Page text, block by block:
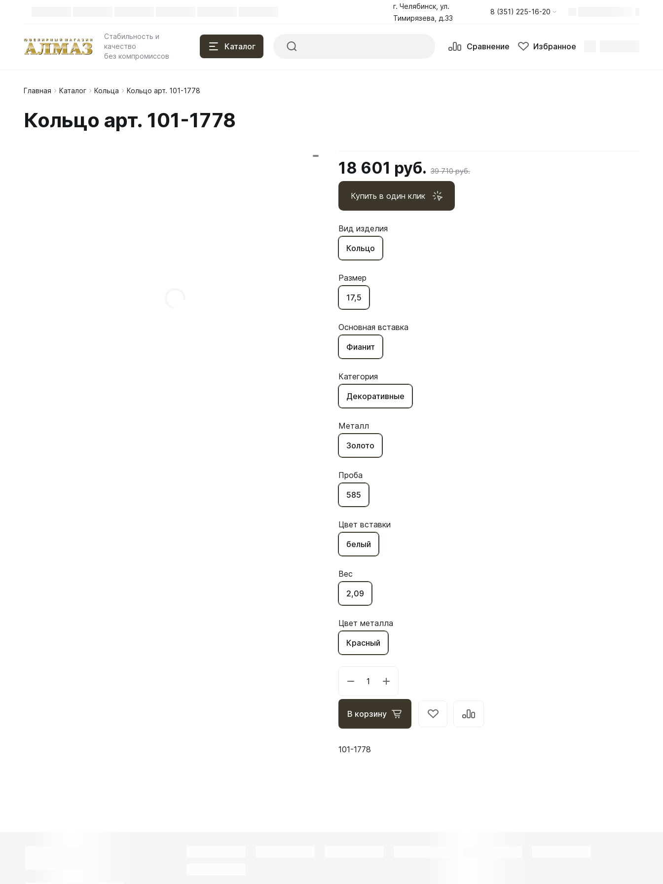
г. Челябинск, ул.
Тимирязева, д.33
8 (351) 225-16-20
Стабильность и
качество
без компромиссов
Каталог Сравнение Избранное
Главная Каталог Кольца Кольцо арт. 101-1778
Кольцо арт. 101-1778
18 601 руб. 39 710 руб.
Купить в один клик
Вид изделия
Кольцо
Размер
17,5
Основная вставка
Фианит
Категория
Декоративные
Металл
Золото
Проба
585
Цвет вставки
белый
Вес
2,09
Цвет металла
Красный
В корзину
101-1778